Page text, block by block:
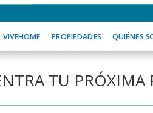
VIVEHOME PROPIEDADES QUIÉNES
TU PRÓXIMA